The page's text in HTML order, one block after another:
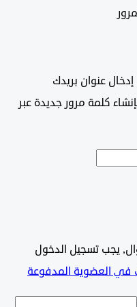
بريدك
مرور جديدة عبر
تسجيل الدخول
المدفوعة